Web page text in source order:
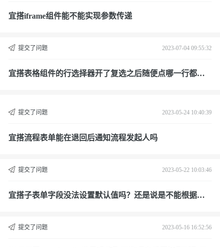
宜搭iframe组件能不能实现参数传递
提交了问题 2023-07-04 09:55:32
宜搭表格组件的行选择器开了复选之后随便点哪一行都是
提交了问题 2023-05-24 10:40:39
宜搭流程表单能在退回后通知流程发起人吗
提交了问题 2023-05-22 10:03:46
宜搭子表单字段没法设置默认值吗？还是说是不能根据子
提交了问题 2023-05-16 16:52:56